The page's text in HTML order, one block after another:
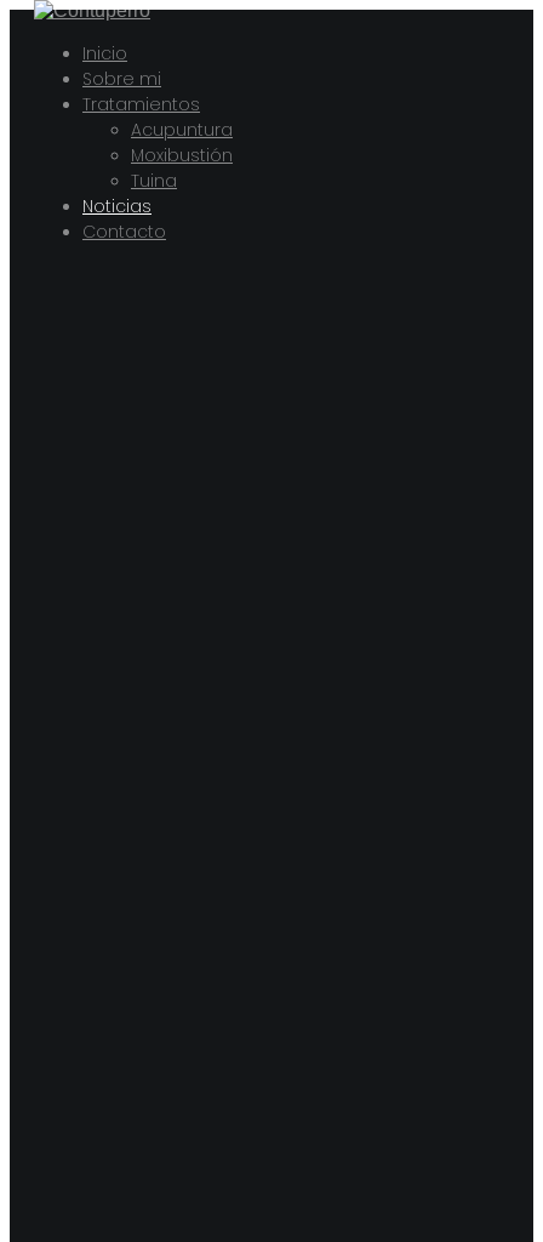
Inicio
Sobre mi
Tratamientos
Acupuntura
Moxibustión
Tuina
Noticias
Contacto